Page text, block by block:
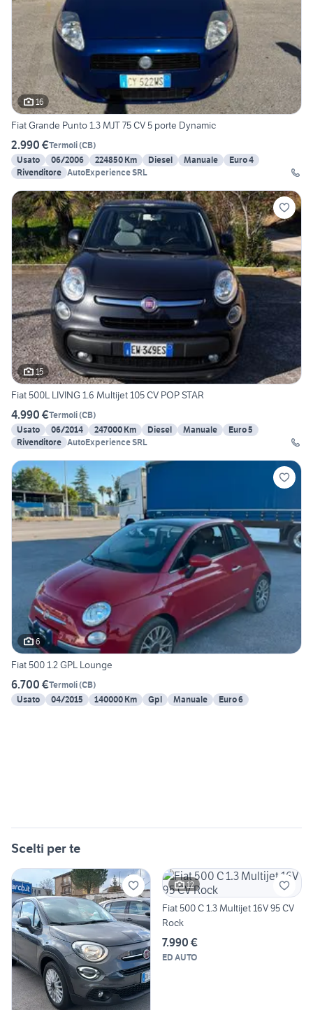
16
Fiat Grande Punto 1.3 MJT 75 CV 5 porte Dynamic
2.990 €Termoli(CB)
Usato
06/2006 224850 Km Diesel Manuale
Euro 4
Rivenditore AutoExperience SRL
15
Fiat 500L LIVING 1.6 Multijet 105 CV POP STAR
4.990 €Termoli(CB)
Usato
06/2014 247000 Km Diesel Manuale
Euro 5
Rivenditore AutoExperience SRL
6
Fiat 500 1.2 GPL Lounge
6.700 €Termoli(CB)
Usato
04/2015 140000 Km Gpl Manuale Euro 6
Scelti per te
12
Fiat 500 C 1.3 Multijet 16V 95 CV
Rock
7.990 €
ED AUTO